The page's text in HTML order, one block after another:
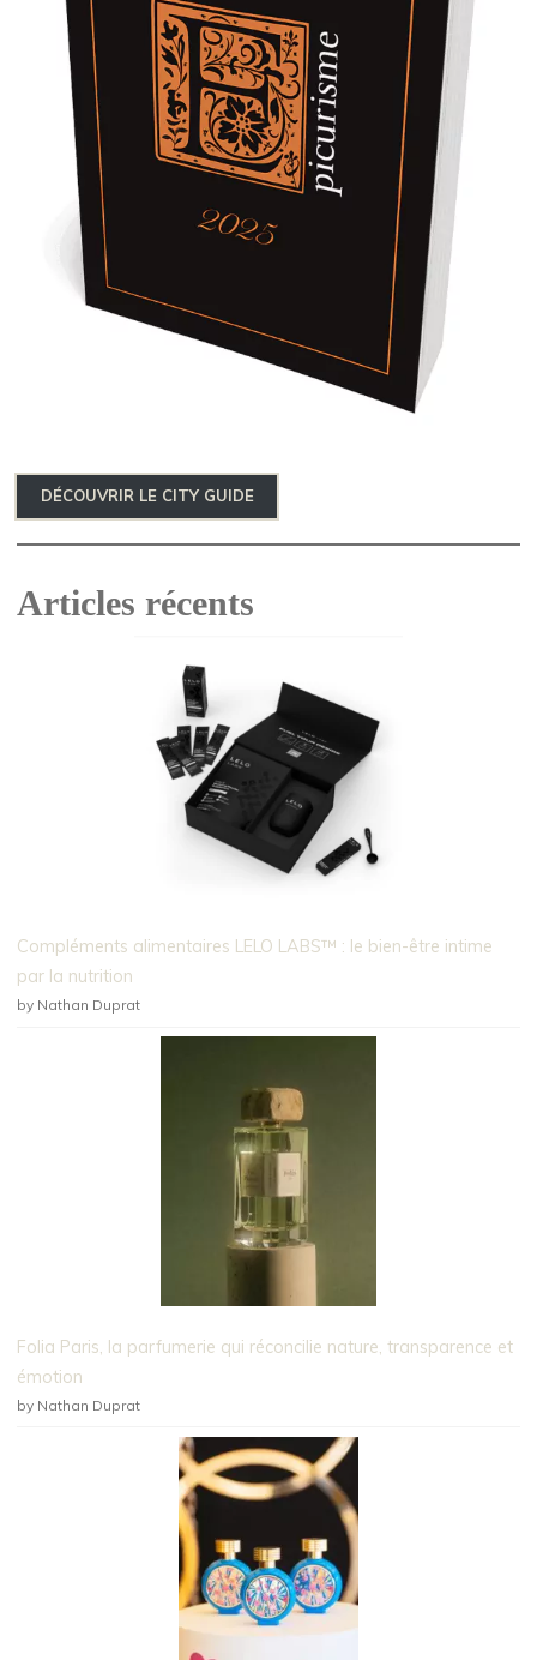
DÉCOUVRIR LE CITY GUIDE
Articles récents
Compléments alimentaires LELO LABS™ : le bien-être intime
par la nutrition
by Nathan Duprat
Folia Paris, la parfumerie qui réconcilie nature, transparence et
émotion
by Nathan Duprat